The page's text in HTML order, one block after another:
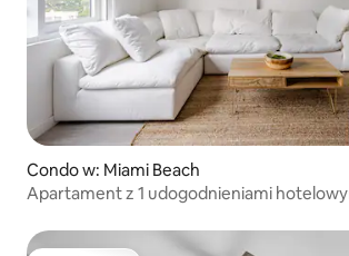
Condo w: Miami Beach
Apartament z 1 udogodnieniami